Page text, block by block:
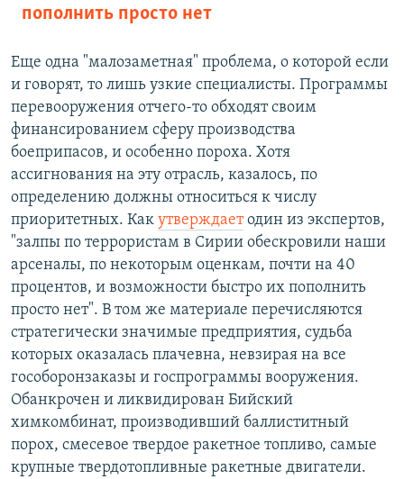
пополнить просто нет
Еще одна "малозаметная" проблема, о которой если
и говорят, то лишь узкие специалисты. Программы
перевооружения отчего-то обходят своим
финансированием сферу производства
боеприпасов, и особенно пороха. Хотя
ассигнования на эту отрасль, казалось, по
определению должны относиться к числу
приоритетных. Как утверждаетодин из экспертов,
"залпы по террористам в Сирии обескровили наши
арсеналы, по некоторым оценкам, почти на 40
процентов, и возможности быстро их пополнить
просто нет". В том же материале перечисляются
стратегически значимые предприятия, судьба
которых оказалась плачевна, невзирая на все
гособоронзаказы и госпрограммы вооружения.
Обанкрочен и ликвидирован Бийский
химкомбинат, производивший баллиститный
порох, смесевое твердое ракетное топливо, самые
крупные твердотопливные ракетные двигатели.